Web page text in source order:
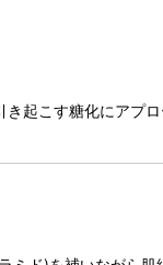
起こす糖化にアプ